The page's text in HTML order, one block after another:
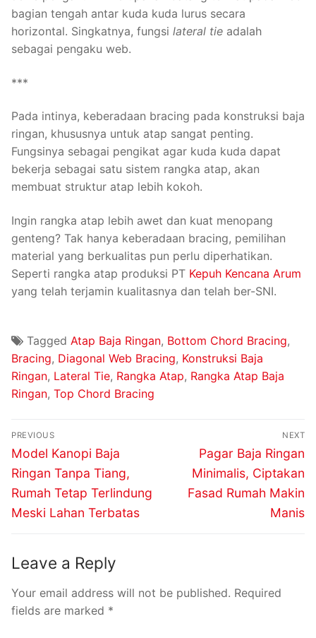
bagian tengah antar kuda kuda lurus secara
horizontal. Singkatnya, fungsi lateral tie adalah
sebagai pengaku web.
***
Pada intinya, keberadaan bracing pada konstruksi baja
ringan, khususnya untuk atap sangat penting.
Fungsinya sebagai pengikat agar kuda kuda dapat
bekerja sebagai satu sistem rangka atap, akan
membuat struktur atap lebih kokoh.
Ingin rangka atap lebih awet dan kuat menopang
genteng? Tak hanya keberadaan bracing, pemilihan
material yang berkualitas pun perlu diperhatikan.
Seperti rangka atap produksi PT Kepuh Kencana Arum
yang telah terjamin kualitasnya dan telah ber-SNI.
Tagged Atap Baja Ringan, Bottom Chord Bracing,
Bracing, Diagonal Web Bracing, Konstruksi Baja
Ringan, Lateral Tie, Rangka Atap, Rangka Atap Baja
Ringan, Top Chord Bracing
PREVIOUS
Model Kanopi Baja
Ringan Tanpa Tiang,
Rumah Tetap Terlindung
Meski Lahan Terbatas
NEXT
Pagar Baja Ringan
Minimalis, Ciptakan
Fasad Rumah Makin
Manis
Leave a Reply
Your email address will not be published. Required
fields are marked *